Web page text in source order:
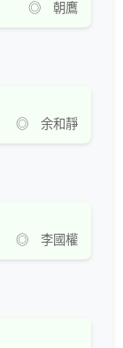
◎ 朝鷹
◎ 余和靜
◎ 李國權